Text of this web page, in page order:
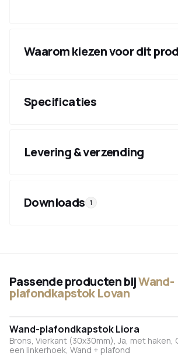
Waarom kiezen voor dit
Specificaties
Levering & verzending
Downloads 1
Passende producten bijWand-
plafondkapstok Lovan
Wand-plafondkapstok Liora
Brons, Vierkant (30x30mm), Ja, met haken,
een linkerhoek, Wand + plafond